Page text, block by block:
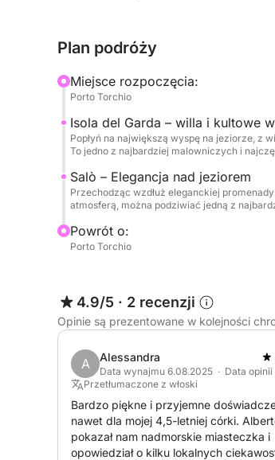
do podziwiania wyjątkowego
Podczas rejsu zaplanowaliśmy
pokładzie będzie mnóstwo wody
ulubionej muzyki podczas rejsu,
Garda.
Plan podróży
Miejsce rozpoczęcia:
Porto Torchio
Isola del Garda – willa i kultowe
Popłyń na największą wyspę na jeziorze, z
To jedno z najbardziej malowniczych i
Salò – Elegancja nad jeziorem
Przechodząc wzdłuż eleganckiej
atmosferą, można podziwiać jedną z
Powrót o:
Porto Torchio
4.9/5 · 2 recenzji
Opinie są prezentowane w kolejności
A Alessandra
Data wynajmu 6.08.2025 · Data
Przetłumaczone z włoski
Bardzo piękne i przyjemne
nawet dla mojej 4,5-letniej córki.
pokazał nam nadmorskie miasteczka i
opowiedział o kilku lokalnych